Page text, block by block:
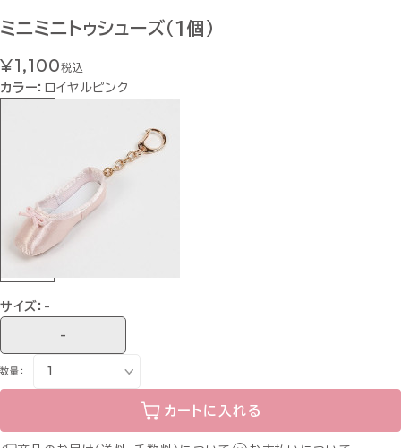
ミニミニトゥシューズ（1個）
¥1,100税込
カラー： ロイヤルピンク
サイズ： -
-
数量：
カートに入れる